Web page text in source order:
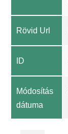
Rövid Url
ID
Módosítás
dátuma